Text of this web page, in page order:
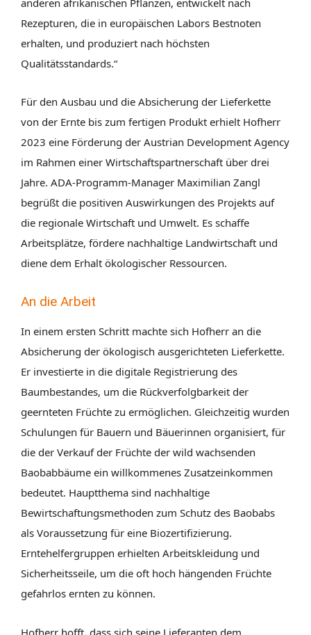
anderen afrikanischen Pflanzen, entwickelt nach
Rezepturen, die in europäischen Labors Bestnoten
erhalten, und produziert nach höchsten
Qualitätsstandards.“
Für den Ausbau und die Absicherung der Lieferkette
von der Ernte bis zum fertigen Produkt erhielt Hofherr
2023 eine Förderung der Austrian Development Agency
im Rahmen einer Wirtschaftspartnerschaft über drei
Jahre. ADA-Programm-Manager Maximilian Zangl
begrüßt die positiven Auswirkungen des Projekts auf
die regionale Wirtschaft und Umwelt. Es schaffe
Arbeitsplätze, fördere nachhaltige Landwirtschaft und
diene dem Erhalt ökologischer Ressourcen.
An die Arbeit
In einem ersten Schritt machte sich Hofherr an die
Absicherung der ökologisch ausgerichteten Lieferkette.
Er investierte in die digitale Registrierung des
Baumbestandes, um die Rückverfolgbarkeit der
geernteten Früchte zu ermöglichen. Gleichzeitig wurden
Schulungen für Bauern und Bäuerinnen organisiert, für
die der Verkauf der Früchte der wild wachsenden
Baobabbäume ein willkommenes Zusatzeinkommen
bedeutet. Hauptthema sind nachhaltige
Bewirtschaftungsmethoden zum Schutz des Baobabs
als Voraussetzung für eine Biozertifizierung.
Erntehelfergruppen erhielten Arbeitskleidung und
Sicherheitsseile, um die oft hoch hängenden Früchte
gefahrlos ernten zu können.
Hofherr hofft, dass sich seine Lieferanten dem